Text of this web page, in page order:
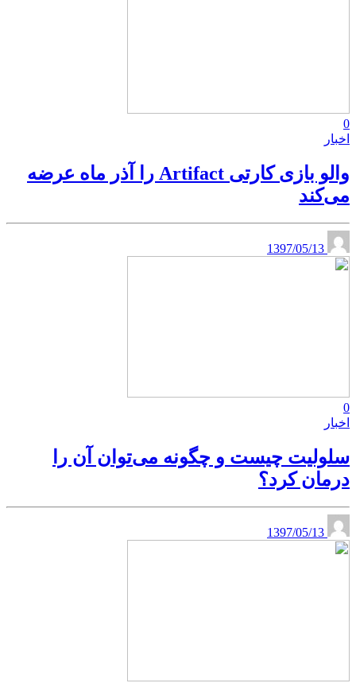
0
اخبار
والو بازی کارتی Artifact را آذر ماه عرضه
می‌کند
1397/05/13
0
اخبار
سلولیت چیست و چگونه می‌توان آن را
درمان کرد؟
1397/05/13